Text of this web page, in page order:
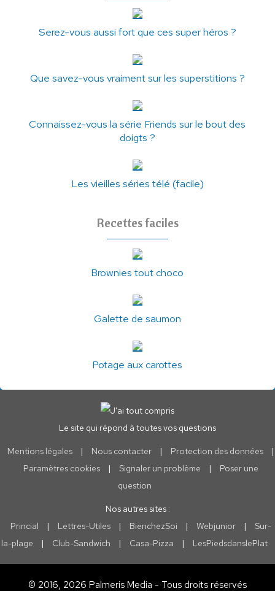
Serez-vous aussi fort que ces super héros ?
Que savez-vous vraiment sur les superstitions ?
Connaissez-vous la série Friends sur le bout des
doigts ?
Les vieilles séries télé (facile)
Recettes faciles
Brownies tout choco
Galette de saumon
Potage aux carottes
Le site qui répond à toutes vos questions
Mentions légales | Nous contacter | Protection des données
|
Paramètres cookies
| Signaler un problème |
Poser une
question
Nos autres sites :
Princial
| Lettres-Utiles | BienchezSoi | Webjunior |
Sur-
la-plage
| Club-Sandwich | Casa-Pizza | LesPiedsdanslePlat
© 2016, 2026 Palmeris Media - Tous droits réservés